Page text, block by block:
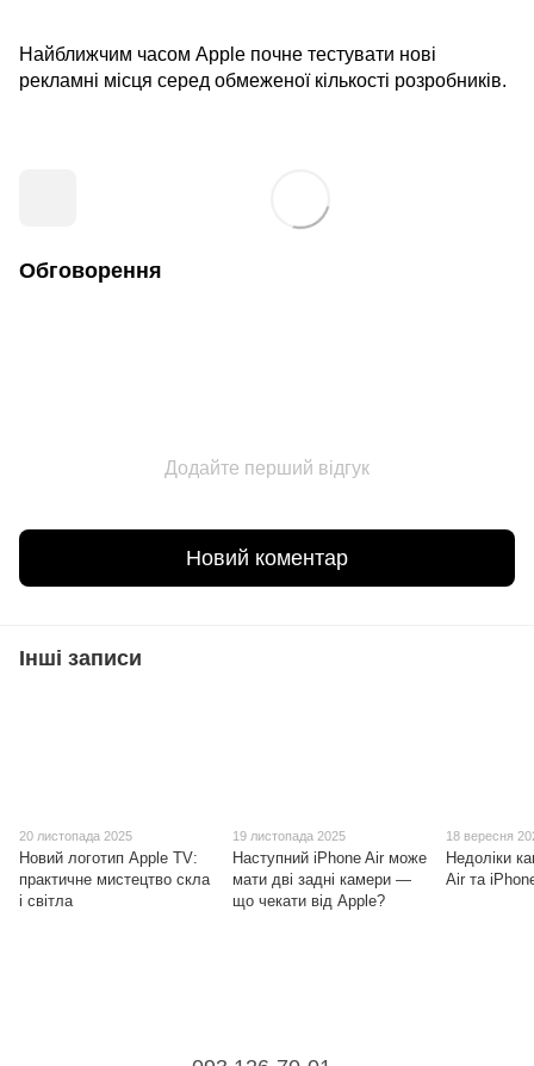
Найближчим часом Apple почне тестувати нові
рекламні місця серед обмеженої кількості розробників.
Обговорення
Додайте перший відгук
Новий коментар
Інші записи
20 листопада 2025
Новий логотип Apple TV:
практичне мистецтво скла
і світла
19 листопада 2025
Наступний iPhone Air може
мати дві задні камери —
що чекати від Apple?
18 вересня
Недоліки
Air та